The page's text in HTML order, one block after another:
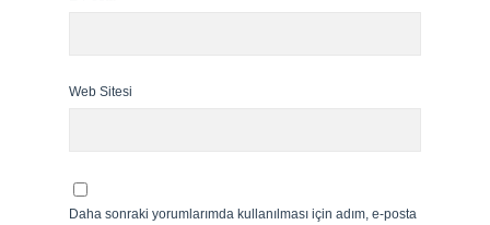
Web Sitesi
Daha sonraki yorumlarımda kullanılması için adım, e-posta